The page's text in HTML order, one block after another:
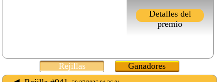
Detalles del
premio
Rejillas
Ganadores